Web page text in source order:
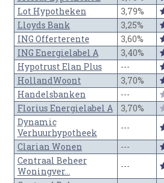
Lot Hypotheken
3,79%
Lloyds Bank
3,25%
ING Offerterente
3,60%
ING Energielabel A
3,40%
Hypotrust Elan Plus
---
HollandWoont
3,70%
Handelsbanken
---
Florius Energielabel A
3,70%
Dynamic
Verhuurhypotheek
---
Clarian Wonen
---
Centraal Beheer
Woningver...
---